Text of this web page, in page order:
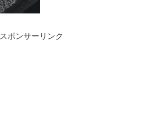
スポンサーリンク